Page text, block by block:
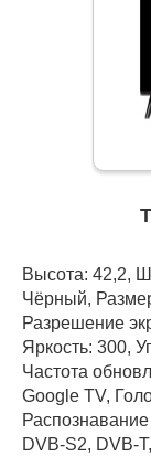
Высота: 42,2,
Чёрный,
Разрешение
Яркость: 300,
Частота
Google TV,
DVB-S2, DVB-